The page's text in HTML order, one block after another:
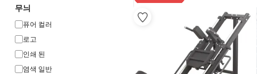
무늬
퓨어 컬러
로고
인쇄 된
염색 일반